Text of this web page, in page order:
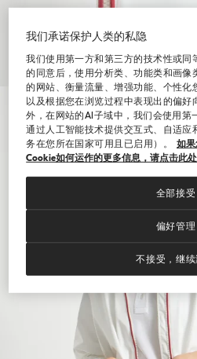
我们承诺保护人类的私隐
我们使用第一方和第三方的技术性或
的同意后，使用分析类、功能类和画像
的网站、衡量流量、增强功能、个性化
以及根据您在浏览过程中表现出的偏
外，在网站的AI子域中，我们会使用第
通过人工智能技术提供交互式、自适应
务在您所在国家可用且已启用）。
如
Cookie如何运作的更多信息，请点击此处
偏好管理
不接受，继
全部接受